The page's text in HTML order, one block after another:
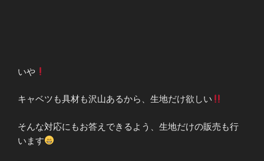
いや
キャベツも具材も沢山あるから、生地だけ欲しい
そんな対応にもお答えできるよう、生地だけの販売も行
います